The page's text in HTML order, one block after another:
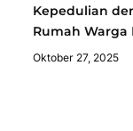
Kepedulian
Rumah Warga
Oktober 27, 2025